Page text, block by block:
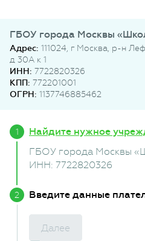
ГБОУ города Москвы
Адрес: 111024, г Москва, р-н
д 30А к 1
ИНН: 7722820326
КПП: 772201001
ОГРН: 1137746885462
Найдите нужное
ГБОУ города Москвы
ИНН: 7722820326
Введите данные
Далее